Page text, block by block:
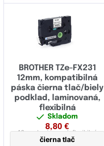
BROTHER TZe-FX231
12mm, kompatibilná
páska čierna tlač/biely
podklad, laminovaná,
flexibilná
Skladom
8,80 €
12 mmlaminovaná,flexibilná
čierna tlač